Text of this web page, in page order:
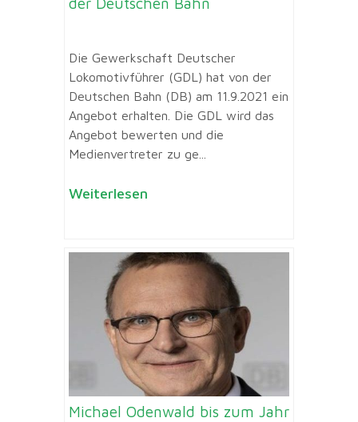
Die Gewerkschaft Deutscher
Lokomotivführer (GDL) hat von der
Deutschen Bahn (DB) am 11.9.2021 ein
Angebot erhalten. Die GDL wird das
Angebot bewerten und die
Medienvertreter zu ge...
Weiterlesen
Michael Odenwald bis zum Jahr